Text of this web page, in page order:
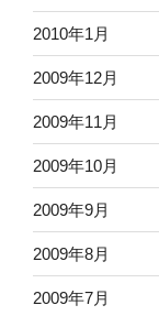
2010年1月
2009年12月
2009年11月
2009年10月
2009年9月
2009年8月
2009年7月